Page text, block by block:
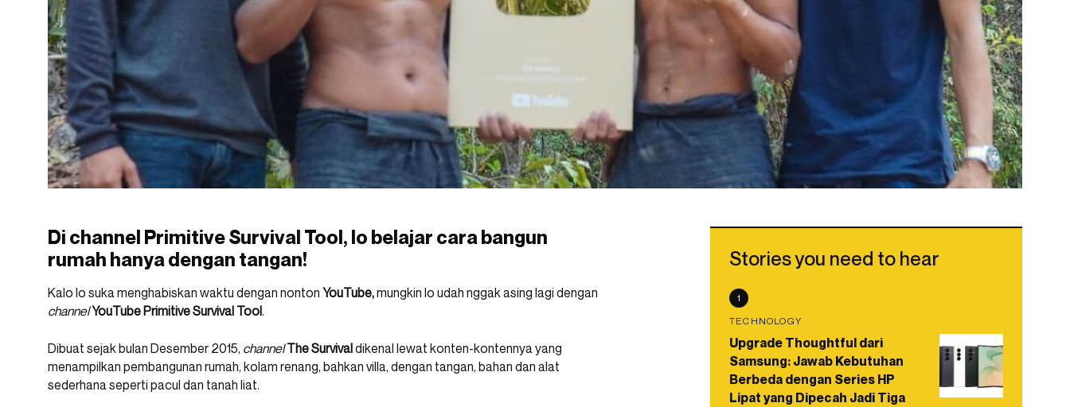
Di channel Primitive Survival Tool, lo belajar cara bangun
rumah hanya dengan tangan!
Kalo lo suka menghabiskan waktu dengan nonton YouTube,mungkin lo udah nggak asing lagi dengan
channelYouTube Primitive Survival Tool.
Dibuat sejak bulan Desember 2015, channelThe Survivaldikenal lewat konten-kontennya yang
menampilkan pembangunan rumah, kolam renang, bahkan villa, dengan tangan, bahan dan alat
sederhana seperti pacul dan tanah liat.
Stories you need to hear
1
TECHNOLOGY
Upgrade Thoughtful dari
Samsung: Jawab Kebutuhan
Berbeda dengan Series HP
Lipat yang Dipecah Jadi Tiga